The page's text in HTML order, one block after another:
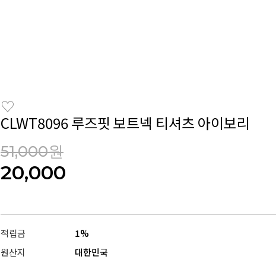
CLWT8096 루즈핏 보트넥 티셔츠 아이보리
51,000원
20,000
적립금
1%
원산지
대한민국